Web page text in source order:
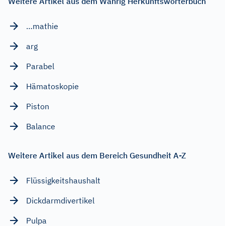
…mathie
arg
Parabel
Hämatoskopie
Piston
Balance
Weitere Artikel aus dem Bereich Gesundheit A-Z
Flüssigkeitshaushalt
Dickdarmdivertikel
Pulpa